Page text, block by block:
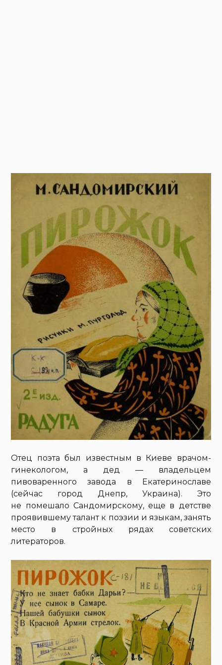
Отец поэта был известным в Киеве врачом-
гинекологом, а дед — владельцем
пивоваренного завода в Екатеринославе
(сейчас город Днепр, Украина). Это
не помешало Сандомирскому, еще в детстве
проявившему талант к поэзии и языкам, занять
место в стройных рядах советских
литераторов.